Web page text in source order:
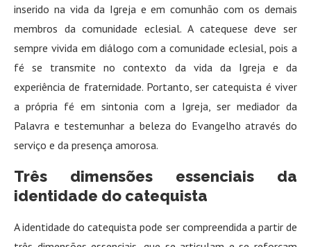
inserido na vida da Igreja e em comunhão com os demais
membros da comunidade eclesial. A catequese deve ser
sempre vivida em diálogo com a comunidade eclesial, pois a
fé se transmite no contexto da vida da Igreja e da
experiência de fraternidade. Portanto, ser catequista é viver
a própria fé em sintonia com a Igreja, ser mediador da
Palavra e testemunhar a beleza do Evangelho através do
serviço e da presença amorosa.
Três dimensões essenciais da
identidade do catequista
A identidade do catequista pode ser compreendida a partir de